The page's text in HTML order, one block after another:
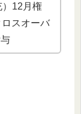
）12月権
スオーバ